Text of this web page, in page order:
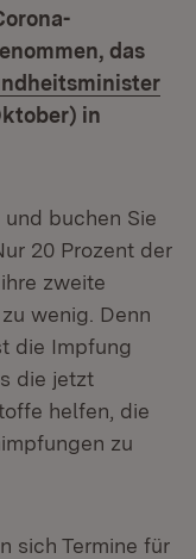
das
in
und buchen Sie
20 Prozent der
zweite
wenig. Denn
die Impfung
die jetzt
helfen, die
zu
sich Termine für